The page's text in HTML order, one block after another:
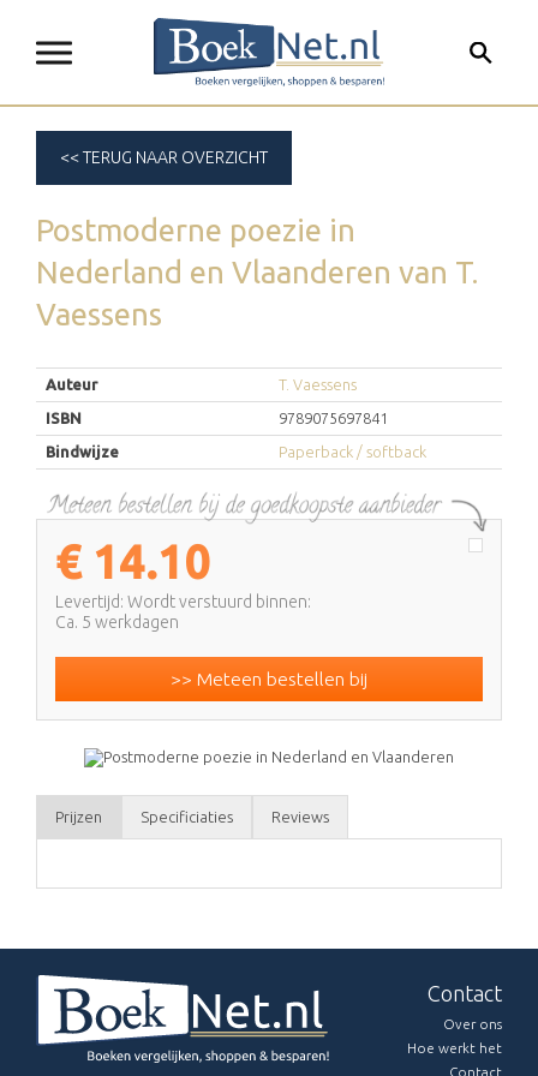
<< TERUG NAAR OVERZICHT
Postmoderne poezie in
Nederland en Vlaanderen van T.
Vaessens
Auteur
T. Vaessens
ISBN
9789075697841
Bindwijze
Paperback / softback
€ 14.10
Levertijd: Wordt verstuurd binnen:
Ca. 5 werkdagen
>> Meteen bestellen bij
Prijzen Specificiaties Reviews
Contact
Over ons
Hoe werkt het
Contact